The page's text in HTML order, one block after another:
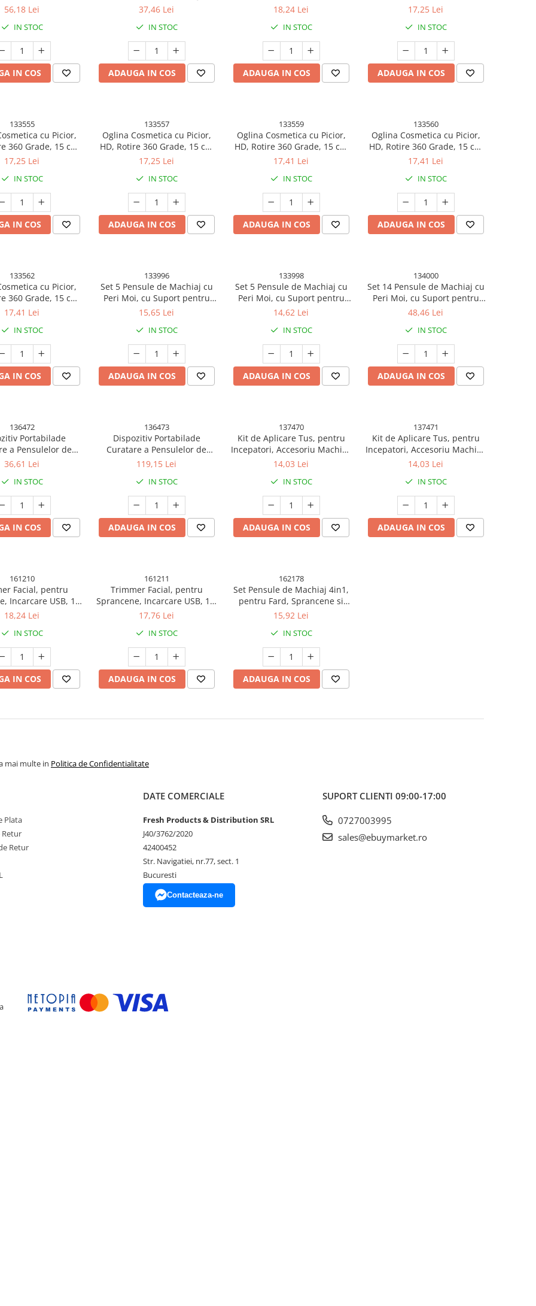
Grade, din PP+PET,
56,18 Lei
IN STOC
IN COS
Rotativa, Plastic, 36 cm x 13
37,46 Lei
IN STOC
ADAUGA IN COS
Diametru, Suport Bijuterii
Urechi, 30 x 16.5 x 15 cm, Roz
18,24 Lei
IN STOC
ADAUGA IN COS
Diametru, Suport Bijuterii
Model cu Urechi, 31 x 14.5 x
15 cm, din Plastic,
Albastru/Galben
17,25 Lei
IN STOC
ADAUGA IN COS
133555
cu Picior,
360 Grade, 15 cm
Suport Bijuterii
Urechi, 31 x 14.5 x
din Plastic,
Galben
17,25 Lei
IN STOC
IN COS
133557
Oglina Cosmetica cu Picior,
HD, Rotire 360 Grade, 15 cm
Diametru, Suport Bijuterii
Model cu Urechi, 31 x 14.5 x
15 cm, din Plastic, Roz/Galben
17,25 Lei
IN STOC
ADAUGA IN COS
133559
Oglina Cosmetica cu Picior,
HD, Rotire 360 Grade, 15 cm
Diametru, Suport Bijuterii
Model cu Urechi, 31 x 14.5 x
15 cm, din Plastic, Roz/Alb
17,41 Lei
IN STOC
ADAUGA IN COS
133560
Oglina Cosmetica cu Picior,
HD, Rotire 360 Grade, 15 cm
Diametru, Suport Bijuterii
Model cu Urechi, 31 x 14.5 x
15 cm, din Plastic, Alb
17,41 Lei
IN STOC
ADAUGA IN COS
133562
cu Picior,
360 Grade, 15 cm
Suport Bijuterii
30 x 16.5 x 15 cm,
Alb/Negru
17,41 Lei
IN STOC
IN COS
133996
Set 5 Pensule de Machiaj cu
Peri Moi, cu Suport pentru
Depozitare si Oglinda, Roz
15,65 Lei
IN STOC
ADAUGA IN COS
133998
Set 5 Pensule de Machiaj cu
Peri Moi, cu Suport pentru
Depozitare si Oglinda, Roz Pal
14,62 Lei
IN STOC
ADAUGA IN COS
134000
Set 14 Pensule de Machiaj cu
Peri Moi, cu Suport pentru
Depozitare, Bej
48,46 Lei
IN STOC
ADAUGA IN COS
136472
Portabilade
a Pensulelor de
pentru Pensule de
Vibratii Sonice, USB
9x9x16 cm, Roz
36,61 Lei
IN STOC
IN COS
136473
Dispozitiv Portabilade
Curatare a Pensulelor de
Machiaj, cu Functie de Uscare,
x 12.1 x 17.5 cm, Alb
119,15 Lei
IN STOC
ADAUGA IN COS
137470
Kit de Aplicare Tus, pentru
Incepatori, Accesoriu Machiaj,
4 Produse, Tus Impermeabil,
14,03 Lei
IN STOC
ADAUGA IN COS
137471
Kit de Aplicare Tus, pentru
Incepatori, Accesoriu Machiaj,
4 Produse, Tus Impermeabil,
14,03 Lei
IN STOC
ADAUGA IN COS
161210
Facial, pentru
Incarcare USB, 1.5
din ABS, Sampanie
18,24 Lei
IN STOC
IN COS
161211
Trimmer Facial, pentru
Sprancene, Incarcare USB, 1.5
x 13 cm, din ABS, Roz Auriu
17,76 Lei
IN STOC
ADAUGA IN COS
162178
Set Pensule de Machiaj 4in1,
pentru Fard, Sprancene si
Buze, 16 cm, din Plastic,
15,92 Lei
IN STOC
ADAUGA IN COS
mai multe in Politica de Confidentialitate
Plata
Retur
Retur
DATE COMERCIALE
Fresh Products & Distribution SRL
J40/3762/2020
42400452
Str. Navigatiei, nr.77, sect. 1
Bucuresti
Contacteaza-ne
SUPORT CLIENTI 09:00-17:00
0727003995
sales@ebuymarket.ro